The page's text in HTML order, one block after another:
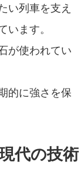
い列車を支え
ます。
が使われてい
的に強さを保
代の技術